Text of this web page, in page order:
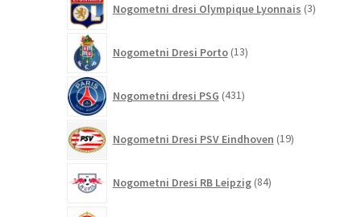
Nogometni dresi Olympique Lyonnais 3izdelki
Nogometni Dresi Porto 13izdelkov
Nogometni dresi PSG 431izdelkov
Nogometni Dresi PSV Eindhoven 19izdelkov
Nogometni Dresi RB Leipzig 84izdelkov